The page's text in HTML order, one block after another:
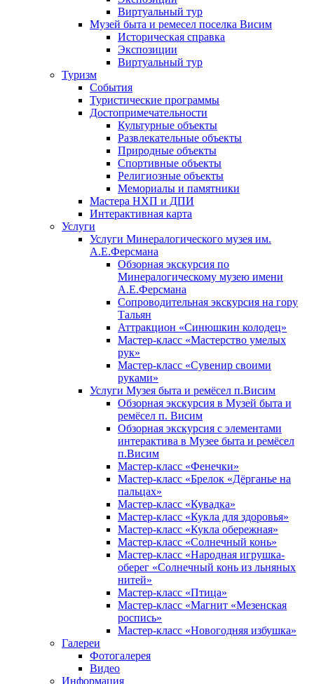
Виртуальный тур
Музей быта и ремесел поселка Висим
Историческая справка
Экспозиции
Виртуальный тур
Туризм
События
Туристические программы
Достопримечательности
Культурные объекты
Развлекательные объекты
Природные объекты
Спортивные объекты
Религиозные объекты
Мемориалы и памятники
Мастера НХП и ДПИ
Интерактивная карта
Услуги
Услуги Минералогического музея им.
А.Е.Ферсмана
Обзорная экскурсия по
Минералогическому музею имени
А.Е.Ферсмана
Сопроводительная экскурсия на гору
Тальян
Аттракцион «Синюшкин колодец»
Мастер-класс «Мастерство умелых
рук»
Мастер-класс «Сувенир своими
руками»
Услуги Музея быта и ремёсел п.Висим
Обзорная экскурсия в Музей быта и
ремёсел п. Висим
Обзорная экскурсия с элементами
интерактива в Музее быта и ремёсел
п.Висим
Мастер-класс «Фенечки»
Мастер-класс «Брелок «Дёрганье на
пальцах»
Мастер-класс «Кувадка»
Мастер-класс «Кукла для здоровья»
Мастер-класс «Кукла обережная»
Мастер-класс «Солнечный конь»
Мастер-класс «Народная игрушка-
оберег «Солнечный конь из льняных
нитей»
Мастер-класс «Птица»
Мастер-класс «Магнит «Мезенская
роспись»
Мастер-класс «Новогодняя избушка»
Галереи
Фотогалерея
Видео
Информация